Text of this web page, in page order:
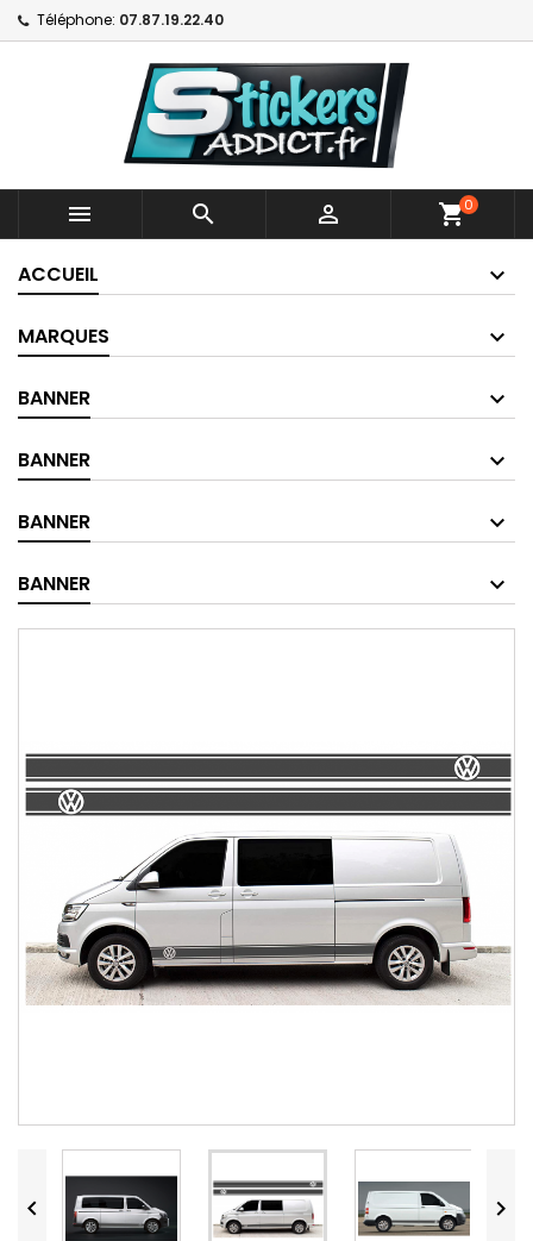
Téléphone: 07.87.19.22.40
   shopping_cart0
ACCUEIL
MARQUES
BANNER
BANNER
BANNER
BANNER
 